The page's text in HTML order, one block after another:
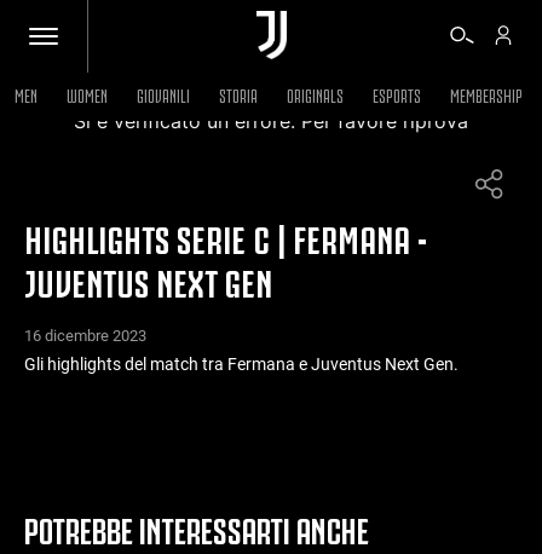
SHOP
BIANCONERI
MEN WOMEN GIOVANILI STORIA ORIGINALS ESPORTS MEMBERSHIP
Si è verificato un errore. Per favore riprova
HIGHLIGHTS SERIE C | FERMANA -
JUVENTUS NEXT GEN
16 dicembre 2023
Gli highlights del match tra Fermana e Juventus Next Gen.
POTREBBE INTERESSARTI ANCHE